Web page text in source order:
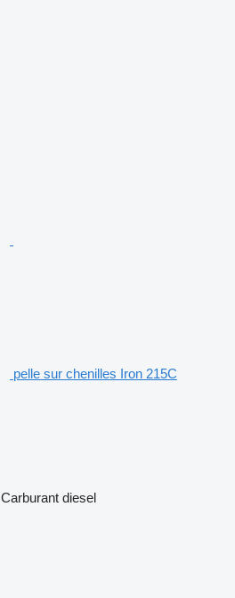
pelle sur chenilles Iron 215C
Carburant diesel